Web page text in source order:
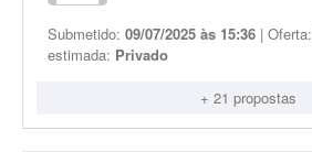
Submetido: 09/07/2025 às 15:36 | Oferta:
estimada: Privado
+ 21 propostas